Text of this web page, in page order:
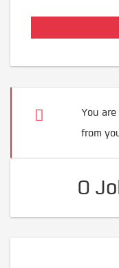
You
from
0